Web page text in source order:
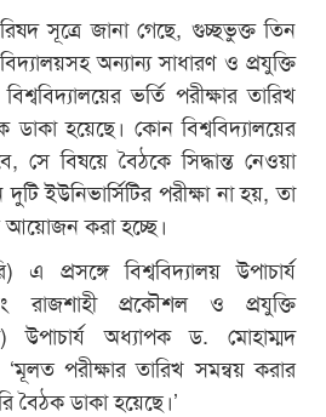
সূত্রে জানা গেছে, গুচ্ছভুক্ত তিন
অন্যান্য সাধারণ ও প্রযুক্তি
ভর্তি পরীক্ষার তারিখ
হয়েছে। কোন বিশ্ববিদ্যালয়ের
সে বিষয়ে বৈঠকে সিদ্ধান্ত নেওয়া
ইউনিভার্সিটির পরীক্ষা না হয়, তা
করা হচ্ছে।
এ প্রসঙ্গে বিশ্ববিদ্যালয় উপাচার্য
রাজশাহী প্রকৌশল ও প্রযুক্তি
উপাচার্য অধ‌্যাপক ড. মোহাম্মদ
পরীক্ষার তারিখ সমন্বয় করার
বৈঠক ডাকা হয়েছে।’